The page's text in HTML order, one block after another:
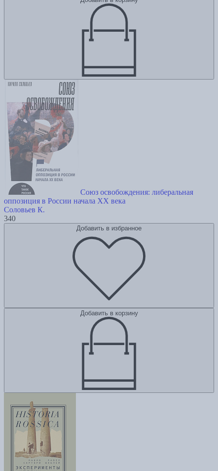
Союз освобождения: либеральная
оппозиция в России начала ХХ века
Соловьев К.
340
Добавить в избранное
Добавить в корзину